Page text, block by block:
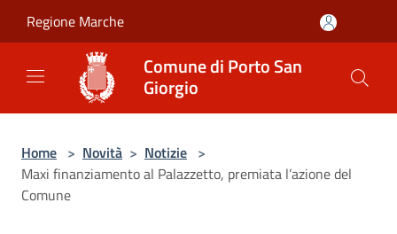
Regione Marche
Comune di Porto San
Giorgio
Home > Novità > Notizie >
Maxi finanziamento al Palazzetto, premiata l’azione del
Comune